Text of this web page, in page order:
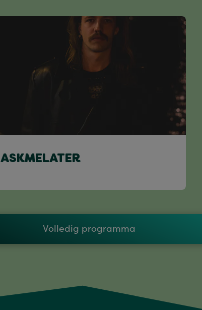
ASKMELATER
Volledig programma